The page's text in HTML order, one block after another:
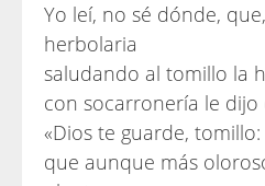
Yo leí, no sé dónde,
herbolaria
saludando al tomillo la
con socarronería le dijo
«Dios te guarde,
que aunque más